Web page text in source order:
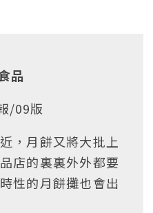
品
/09版
，月餅又將大批上
店的裏裏外外都要
性的月餅攤也會出